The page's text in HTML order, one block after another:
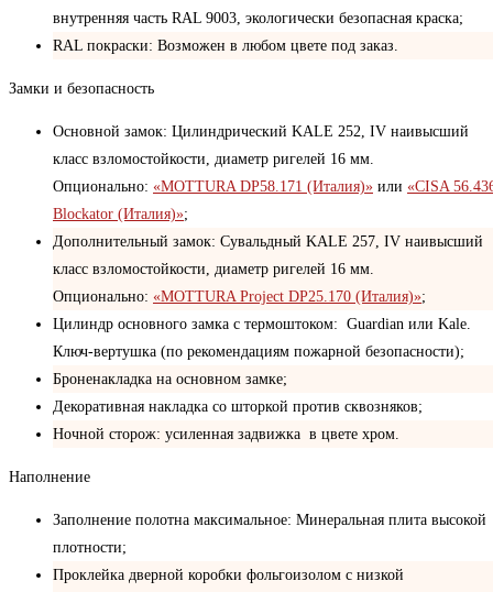
внутренняя часть RAL 9003, экологически безопасная краска;
RAL покраски: Возможен в любом цвете под заказ.
Замки и безопасность
Основной замок: Цилиндрический KALE 252, IV наивысший
класс взломостойкости, диаметр ригелей 16 мм.
Опционально: «MOTTURA DP58.171 (Италия)» или «CISA
Blockator (Италия)»;
Дополнительный замок: Сувальдный KALE 257, IV наивысший
класс взломостойкости, диаметр ригелей 16 мм.
Опционально: «MOTTURA Project DP25.170 (Италия)»;
Цилиндр основного замка с термоштоком: Guardian или Kale.
Ключ-вертушка (по рекомендациям пожарной безопасности);
Броненакладка на основном замке;
Декоративная накладка со шторкой против сквозняков;
Ночной сторож: усиленная задвижка в цвете хром.
Наполнение
Заполнение полотна максимальное: Минеральная плита высокой
плотности;
Проклейка дверной коробки фольгоизолом с низкой